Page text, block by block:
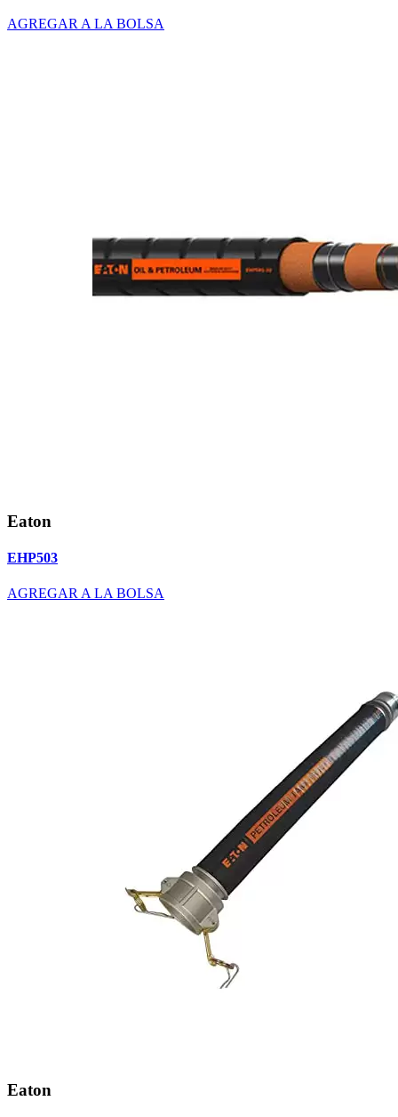
AGREGAR A LA BOLSA
Eaton
EHP503
AGREGAR A LA BOLSA
Eaton